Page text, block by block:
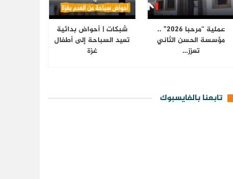
عملية “مرحبا 2026” ..
مؤسسة الحسن الثاني
تعزز…
شبكات | أحواض بدائية
تعيد السباحة إلى أطفال
غزة
تابعنا بالفايسبوك